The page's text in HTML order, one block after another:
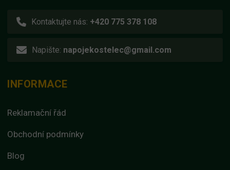
Kontaktujte nás: +420 775 378 108
Napište: napojekostelec@gmail.com
INFORMACE
Reklamační řád
Obchodní podmínky
Blog